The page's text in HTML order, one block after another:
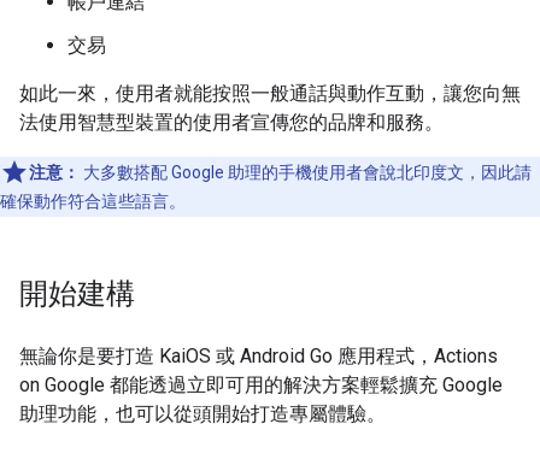
交易
如此一來，使用者就能按照一般通話與動作互動，讓您向無
法使用智慧型裝置的使用者宣傳您的品牌和服務。
注意： 大多數搭配 Google 助理的手機使用者會說北印度文，因此請
確保動作符合這些語言。
開始建構
無論你是要打造 KaiOS 或 Android Go 應用程式，Actions
on Google 都能透過立即可用的解決方案輕鬆擴充 Google
助理功能，也可以從頭開始打造專屬體驗。